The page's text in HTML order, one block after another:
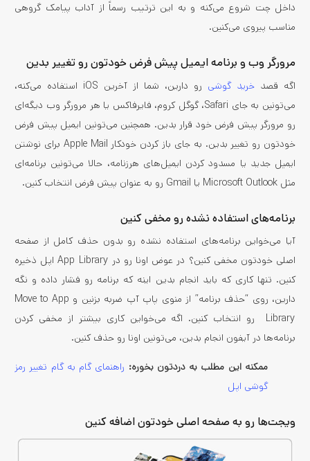
داخل چت شروع می‌کنه و به این ترتیب رسماً از آداب پیامک گروهی
مناسب پیروی می‌کنین.
مرورگر وب و برنامه ایمیل پیش فرض خودتون رو تغییر بدین
اگه قصد خرید گوشی
رو دارین، شما از آخرین iOS استفاده می‌کنه،
می‌تونین به جای Safari، گوگل کروم، فایرفاکس یا هر مرورگر وب دیگه‌ای
رو مرورگر پیش فرض خود قرار بدین. همچنین می‌تونین ایمیل پیش فرض
خودتون رو تغییر بدین. به جای باز کردن خودکار Apple Mail برای نوشتن
ایمیل جدید یا مسدود کردن ایمیل‌های هرزنامه، حالا می‌تونین برنامه‌ای
مثل Microsoft Outlook یا Gmail رو به عنوان پیش فرض انتخاب کنین.
برنامه‌های استفاده نشده رو مخفی کنین
آیا می‌خواین برنامه‌های استفاده نشده رو بدون حذف کامل از صفحه
اصلی خودتون مخفی کنین؟ در عوض اونا رو در App Library اپل ذخیره
کنین. تنها کاری که باید انجام بدین اینه که برنامه رو فشار داده و نگه
دارین، روی “حذف برنامه” از منوی پاپ آپ ضربه بزنین و Move to App
Library رو انتخاب کنین. اگه می‌خواین کاری بیشتر از مخفی کردن
برنامه‌ها در آیفون انجام بدین، می‌تونین اونا رو حذف کنین.
ممکنه این مطلب به دردتون بخوره: راهنمای گام به گام تغییر رمز
گوشی اپل
ویجت‌ها رو به صفحه اصلی خودتون اضافه کنین